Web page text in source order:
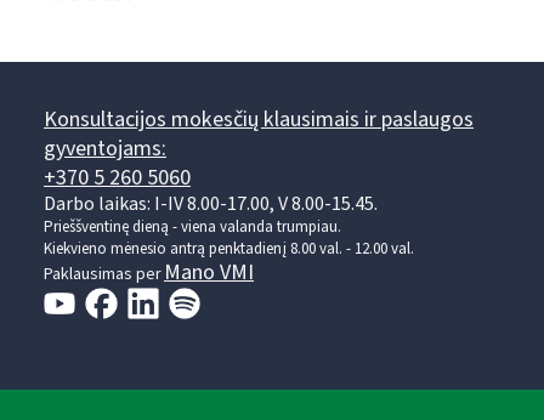
Konsultacijos mokesčių klausimais ir paslaugos
gyventojams:
+370 5 260 5060
Darbo laikas: I-IV 8.00-17.00, V 8.00-15.45.
Prieššventinę dieną - viena valanda trumpiau.
Kiekvieno mėnesio antrą penktadienį 8.00 val. - 12.00 val.
Paklausimas perMano VMI